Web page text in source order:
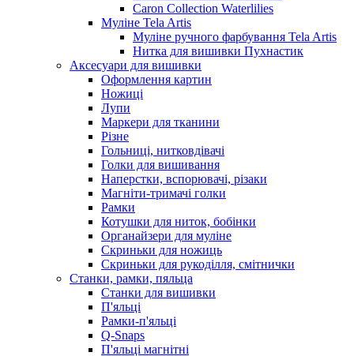
Caron Collection Waterlilies
Муліне Tela Artis
Муліне ручного фарбування Tela Artis
Нитка для вишивки Пухнастик
Аксесуари для вишивки
Оформлення картин
Ножиці
Лупи
Маркери для тканини
Різне
Гольниці, нитковдівачі
Голки для вишивання
Наперстки, вспорювачі, різаки
Магніти-тримачі голки
Рамки
Котушки для ниток, бобінки
Органайзери для муліне
Скриньки для ножиць
Скриньки для рукоділля, смітнички
Станки, рамки, пяльца
Станки для вишивки
П'яльці
Рамки-п'яльці
Q-Snaps
П'яльці магнітні